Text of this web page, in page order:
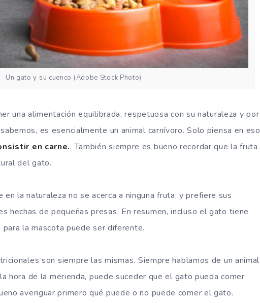
Un gato y su cuenco (Adobe Stock Photo)
una alimentación equilibrada, respetuosa con su naturaleza y por
es esencialmente un animal carnívoro. Solo piensa en eso
en carne.. También siempre es bueno recordar que la fruta
del gato.
la naturaleza no se acerca a ninguna fruta, y prefiere sus
hechas de pequeñas presas. En resumen, incluso el gato tiene
la mascota puede ser diferente.
son siempre las mismas. Siempre hablamos de un animal
hora de la merienda, puede suceder que el gato pueda comer
averiguar primero qué puede o no puede comer el gato.